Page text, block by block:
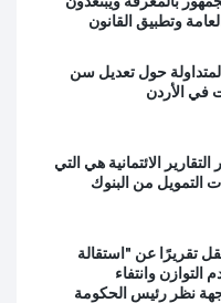
وتطبيق القانون
حول تعديل سن
الائتمانية هي التي
التمويل من البنوك
تقريرًا عن "استقالة
وانتفاء
نظر رئيس الحكومة